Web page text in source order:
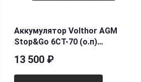
Аккумулятор Volthor AGM
Stop&Go 6CT-70 (о.п)
13 500 ₽